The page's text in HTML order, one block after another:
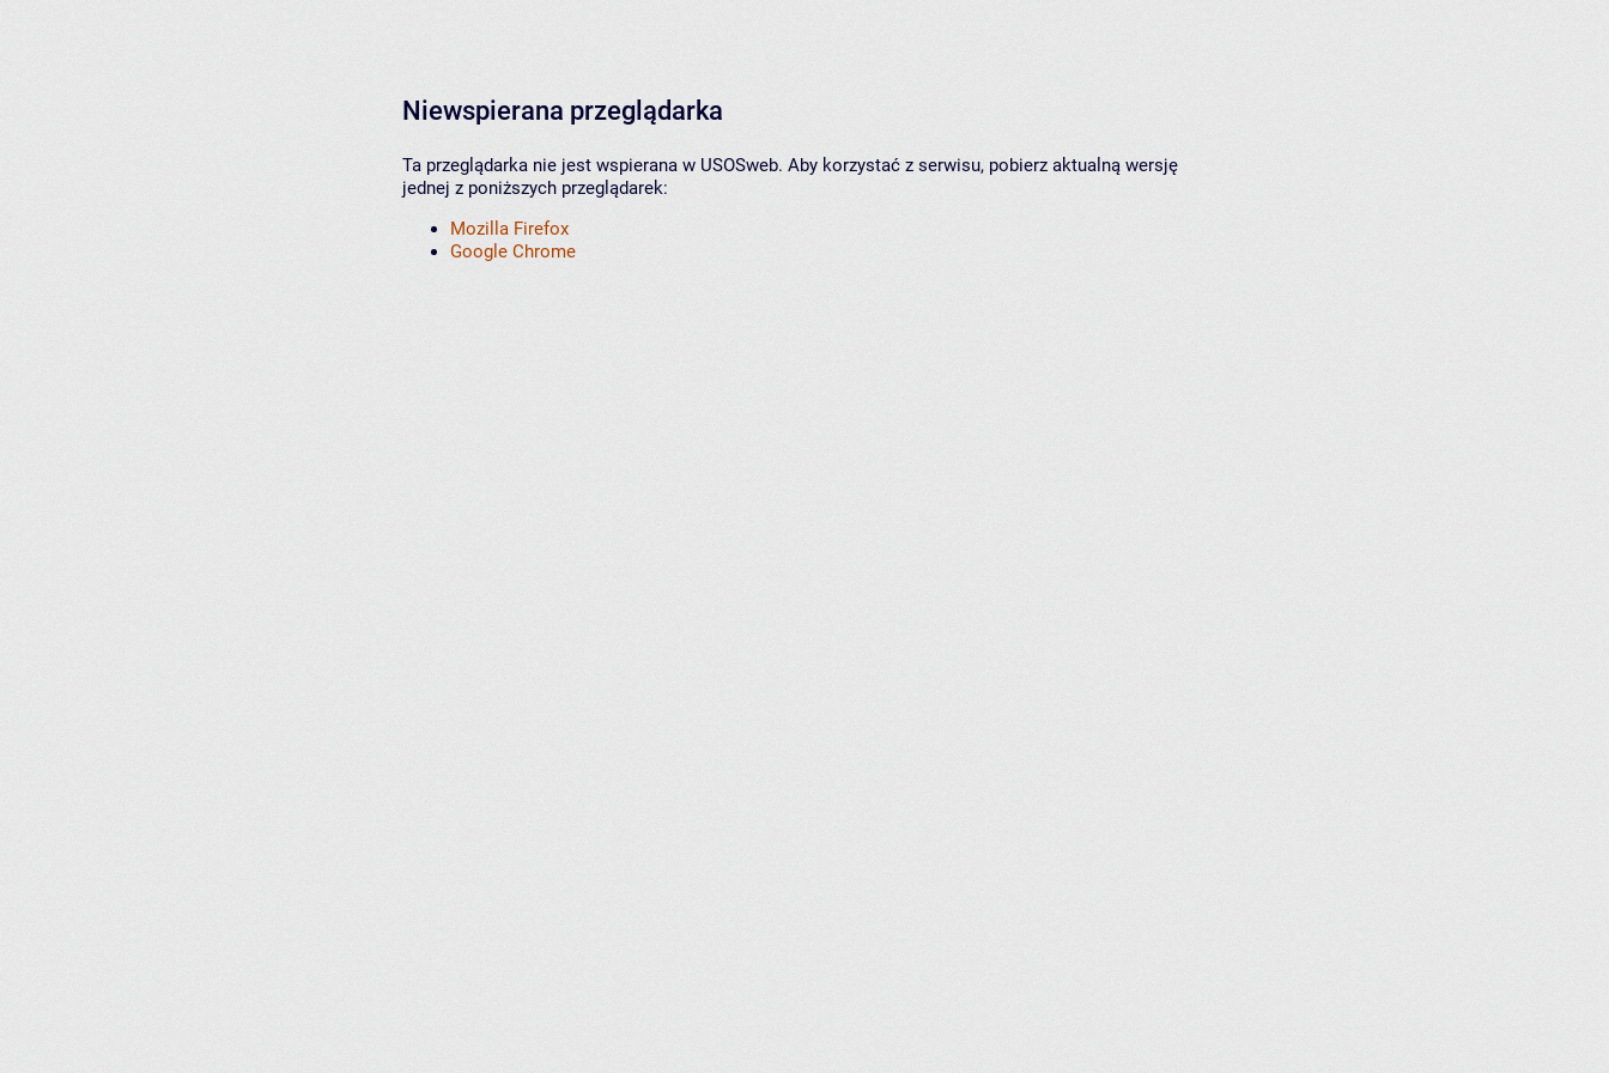
Niewspierana przeglądarka
Ta przeglądarka nie jest wspierana w USOSweb. Aby korzystać z serwisu, pobierz aktualną wersję
jednej z poniższych przeglądarek:
Mozilla Firefox
Google Chrome